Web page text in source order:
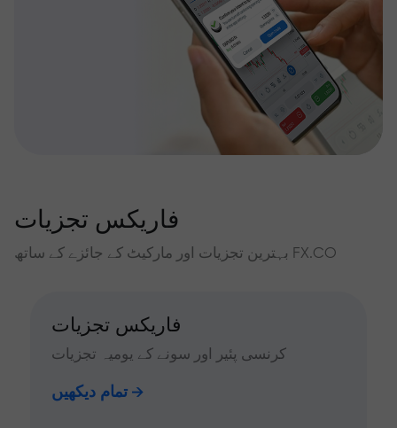
فاریکس تجزیات
بہترین تجزیات اور مارکیٹ کے جائزے کے ساتھ FX.CO
فاریکس تجزیات
کرنسی پئیر اور سونے کے یومیہ تجزیات
تمام دیکھیں